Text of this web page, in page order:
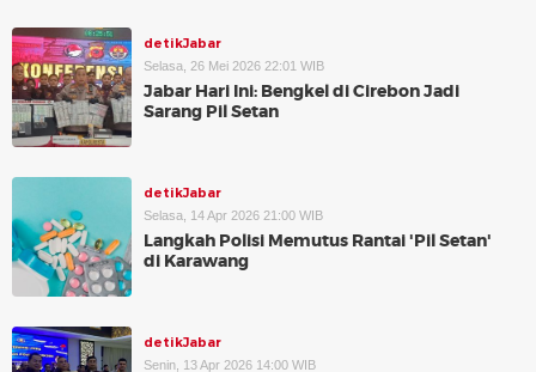
detikJabar
Selasa, 26 Mei 2026 22:01 WIB
Jabar Hari Ini: Bengkel di Cirebon Jadi
Sarang Pil Setan
detikJabar
Selasa, 14 Apr 2026 21:00 WIB
Langkah Polisi Memutus Rantai 'Pil Setan'
di Karawang
detikJabar
Senin, 13 Apr 2026 14:00 WIB